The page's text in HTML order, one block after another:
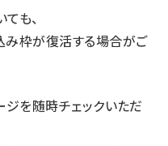
も、
み枠が復活する場合がご
を随時チェックいただ